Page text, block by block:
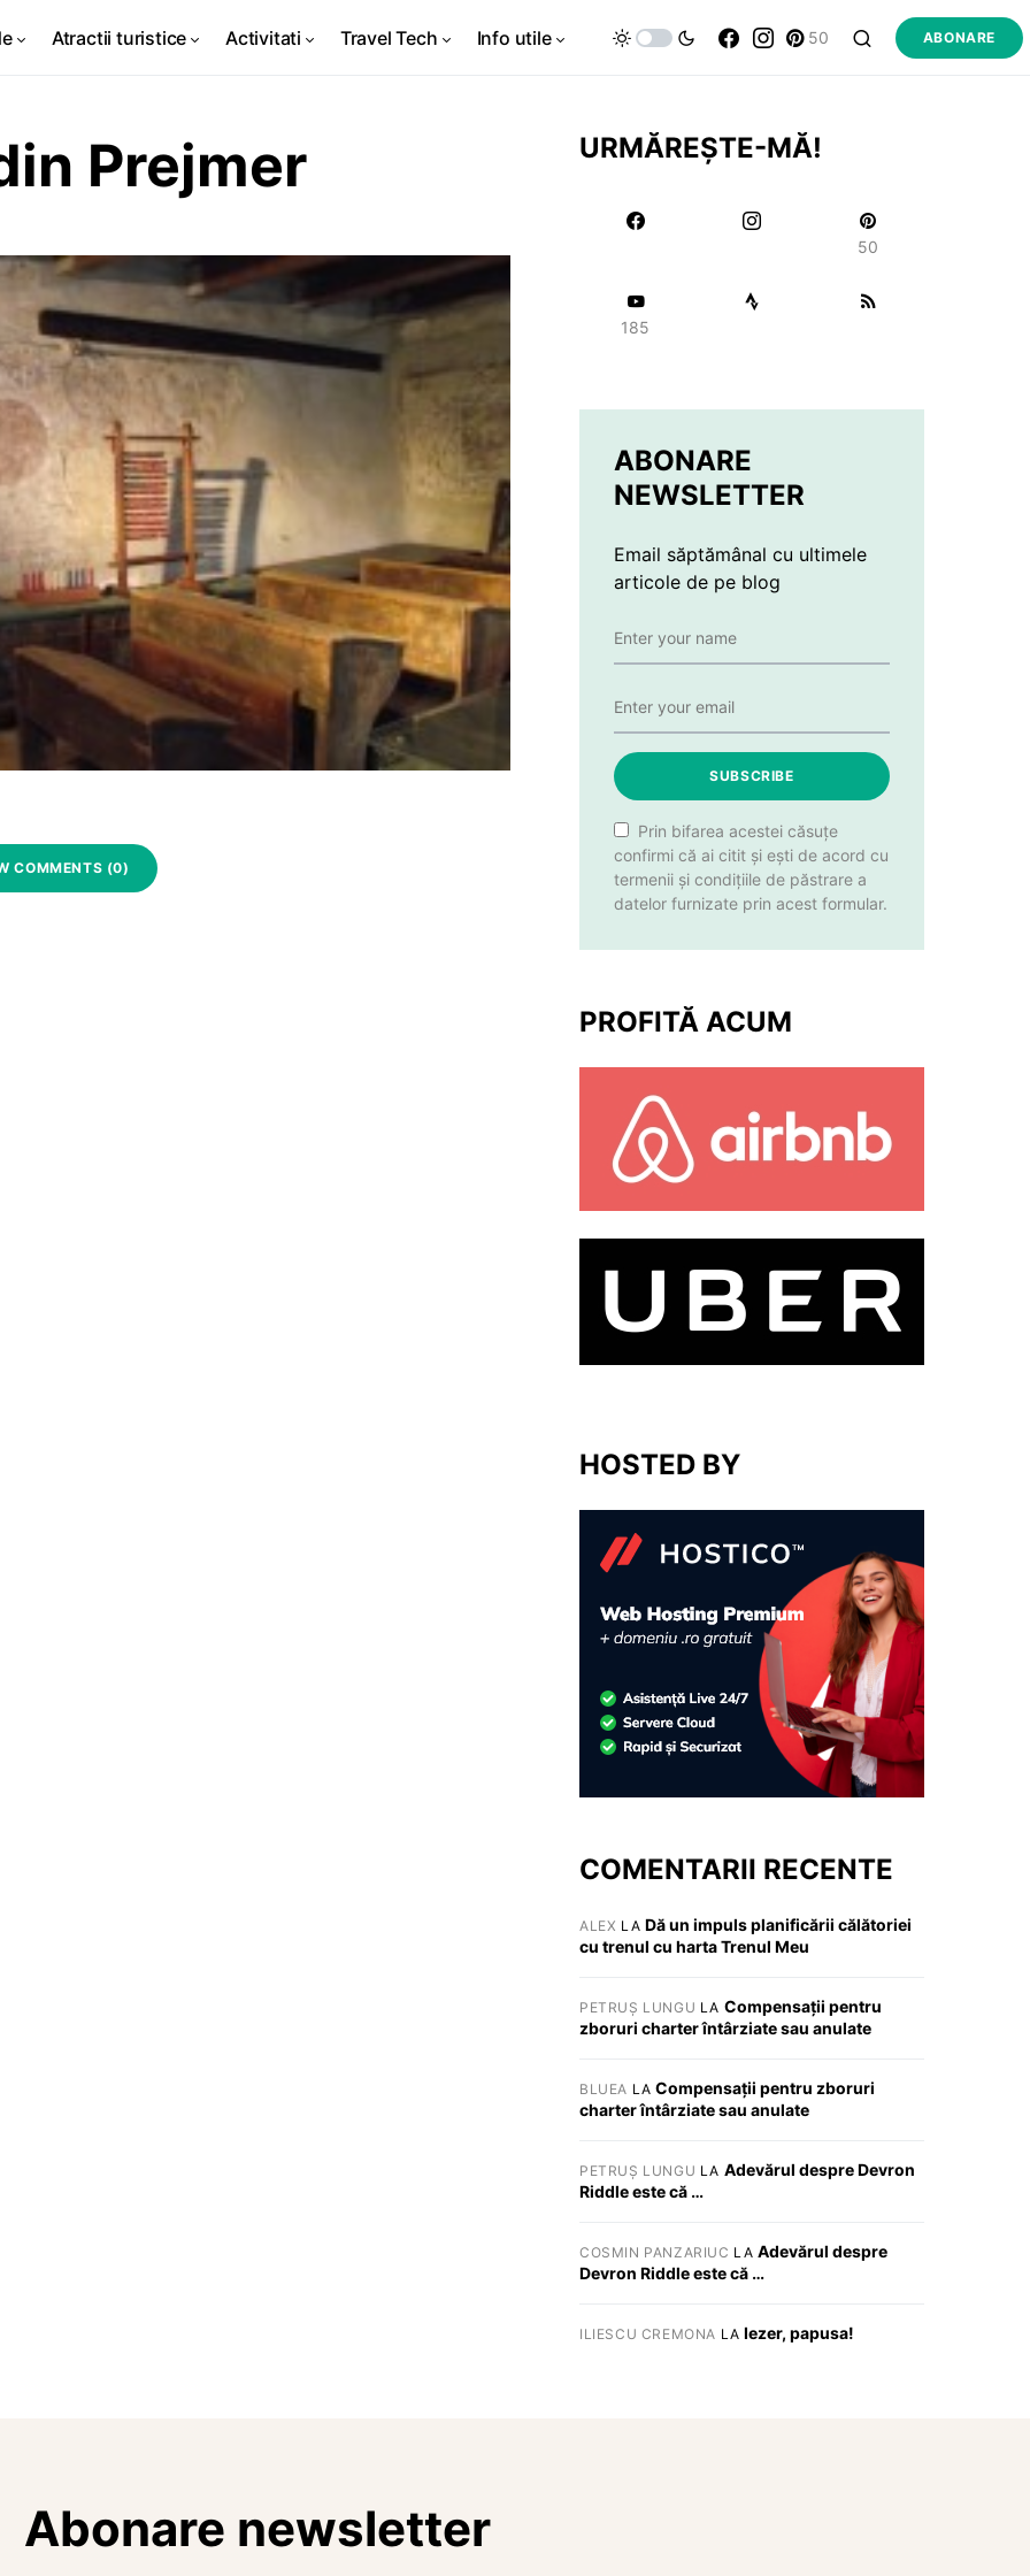
Atractii turistice Activitati Travel Tech Info utile 50 ABONARE
Prejmer
COMMENTS (0)
URMĂREȘTE-MĂ!
50
185
ABONARE
NEWSLETTER
Email săptămânal cu ultimele
articole de pe blog
SUBSCRIBE
Prin bifarea acestei căsuțe
confirmi că ai citit și ești de acord cu
termenii și condițiile de păstrare a
datelor furnizate prin acest formular.
PROFITĂ ACUM
HOSTED BY
COMENTARII RECENTE
ALEX LA Dă un impuls planificării călătoriei
cu trenul cu harta Trenul Meu
PETRUȘ LUNGU LA Compensații pentru
zboruri charter întârziate sau anulate
BLUEA LACompensații pentru zboruri
charter întârziate sau anulate
PETRUȘ LUNGU LA Adevărul despre Devron
Riddle este că …
COSMIN PANZARIUC LA Adevărul despre
Devron Riddle este că …
ILIESCU CREMONA LA Iezer, papusa!
Abonare newsletter